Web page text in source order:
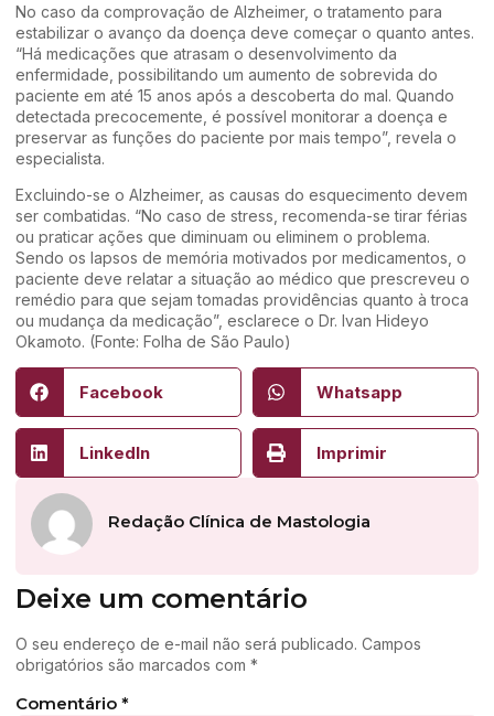
No caso da comprovação de Alzheimer, o tratamento para
estabilizar o avanço da doença deve começar o quanto antes.
“Há medicações que atrasam o desenvolvimento da
enfermidade, possibilitando um aumento de sobrevida do
paciente em até 15 anos após a descoberta do mal. Quando
detectada precocemente, é possível monitorar a doença e
preservar as funções do paciente por mais tempo”, revela o
especialista.
Excluindo-se o Alzheimer, as causas do esquecimento devem
ser combatidas. “No caso de stress, recomenda-se tirar férias
ou praticar ações que diminuam ou eliminem o problema.
Sendo os lapsos de memória motivados por medicamentos, o
paciente deve relatar a situação ao médico que prescreveu o
remédio para que sejam tomadas providências quanto à troca
ou mudança da medicação”, esclarece o Dr. Ivan Hideyo
Okamoto. (Fonte: Folha de São Paulo)
Facebook Whatsapp
LinkedIn Imprimir
Redação Clínica de Mastologia
Deixe um comentário
O seu endereço de e-mail não será publicado. Campos
obrigatórios são marcados com *
Comentário *